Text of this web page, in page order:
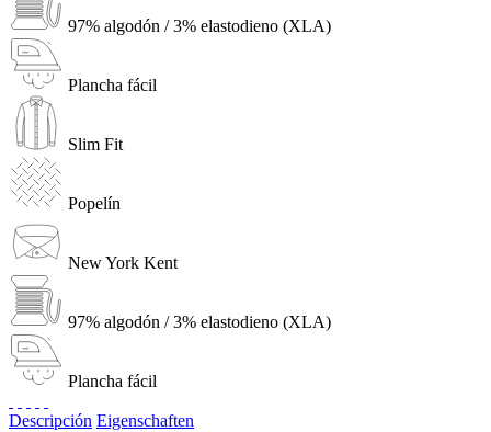
97% algodón / 3% elastodieno (XLA)
Plancha fácil
Slim Fit
Popelín
New York Kent
97% algodón / 3% elastodieno (XLA)
Plancha fácil
Descripción Eigenschaften